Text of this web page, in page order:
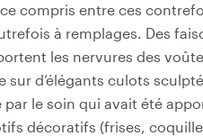
compris entre ces
à remplages. Des
les nervures des
sur d’élégants culots
par le soin qui avait été
décoratifs (frises,